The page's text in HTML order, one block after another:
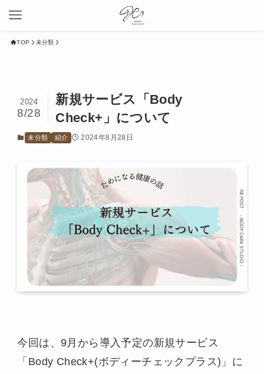
TOP 未分類
新規サービス「Body
Check+」について
2024
8/28
未分類 紹介 2024年8月28日
今回は、9月から導入予定の新規サービス
「Body Check+(ボディーチェックプラス)」に